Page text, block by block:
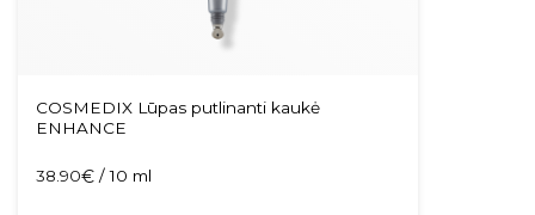
COSMEDIX Lūpas putlinanti kaukė
ENHANCE
38.90€/ 10 ml